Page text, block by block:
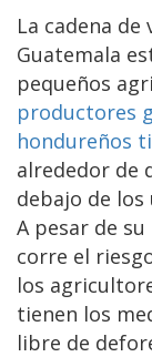
La cadena
Guatemala
pequeños
productores
hondureños
alrededor de
debajo de
A pesar de
corre el
los
tienen los
libre de